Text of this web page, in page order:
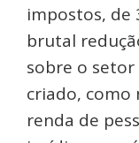
impostos, de
brutal
sobre o
criado, como
renda de